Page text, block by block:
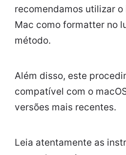
recomendamos utilizar
Mac como formatter no
método.
Além disso, este
compatível com o
versões mais recentes.
Leia atentamente as